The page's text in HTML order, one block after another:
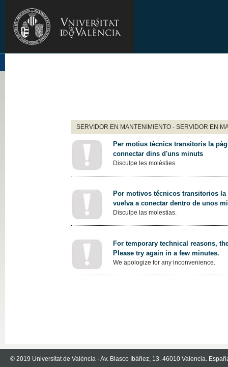
SERVIDOR EN MANTENIMIENTO - SERVIDOR EN
Per motius tècnics transitoris la
connectar dins d'uns minuts
Disculpe les molèsties.
Por motivos técnicos transitorios
vuelva a conectar dentro de unos
Disculpe las molestias.
For temporary technical reasons,
Please try again in a few minutes.
We apologize for any inconvenience.
© 2019 Universitat de València - Av. Blasco Ibáñez, 13. 46010 Valencia.